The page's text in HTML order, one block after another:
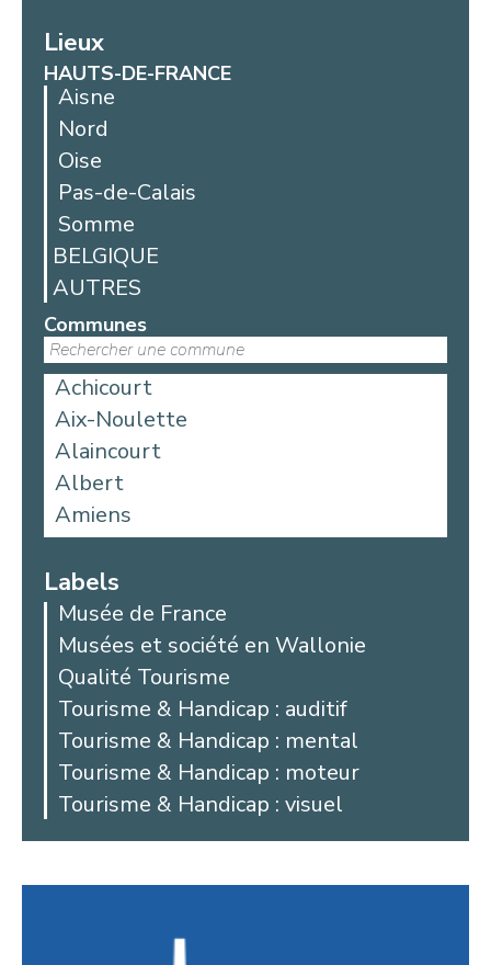
Lieux
HAUTS-DE-FRANCE
Aisne
Nord
Oise
Pas-de-Calais
Somme
BELGIQUE
AUTRES
Communes
Achicourt
Aix-Noulette
Alaincourt
Albert
Amiens
Aniche
Argoules
Arques
Arras
Auby
Avesnes-les-Aubert
Bailleul
Beaucamps-Ligny
Beaurains
Labels
Musée de France
Musées et société en Wallonie
Qualité Tourisme
Tourisme & Handicap : auditif
Tourisme & Handicap : mental
Tourisme & Handicap : moteur
Tourisme & Handicap : visuel